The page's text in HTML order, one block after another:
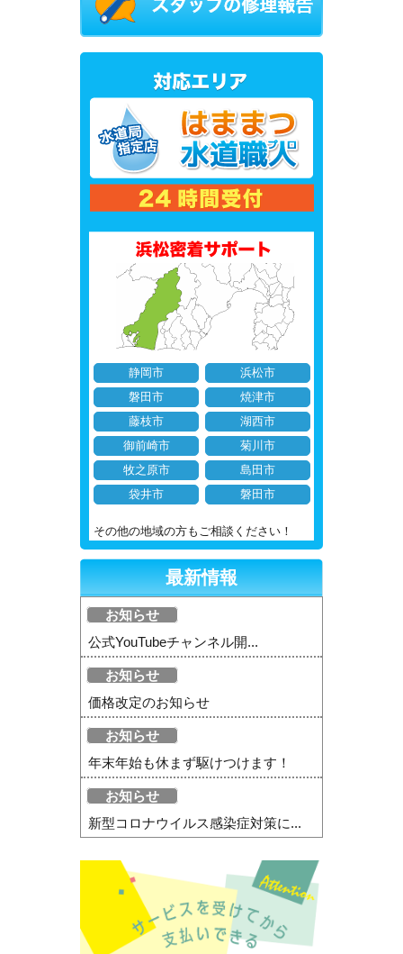
静岡市
浜松市
磐田市
焼津市
藤枝市
湖西市
御前崎市
菊川市
牧之原市
島田市
袋井市
磐田市
その他の地域の方もご相談ください！
最新情報
お知らせ
公式YouTubeチャンネル開...
お知らせ
価格改定のお知らせ
お知らせ
年末年始も休まず駆けつけます！
お知らせ
新型コロナウイルス感染症対策に...